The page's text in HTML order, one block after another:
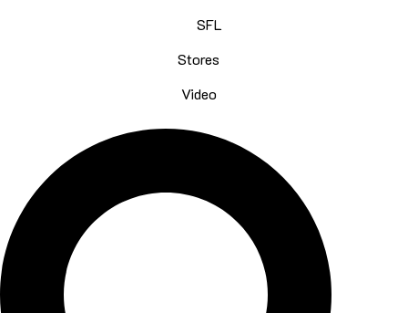
SFL
Stores
Video